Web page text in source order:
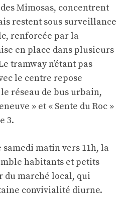
Mimosas, concentrent
restent sous surveillance
renforcée par la
en place dans plusieurs
tramway n’étant pas
le centre repose
réseau de bus urbain,
» et « Sente du Roc »
3.
samedi matin vers 11h, la
habitants et petits
du marché local, qui
convivialité diurne.